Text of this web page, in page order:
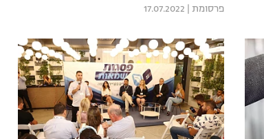
פרסומת 17.07.2022